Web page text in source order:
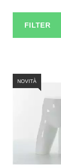
FILTER
NOVITÀ